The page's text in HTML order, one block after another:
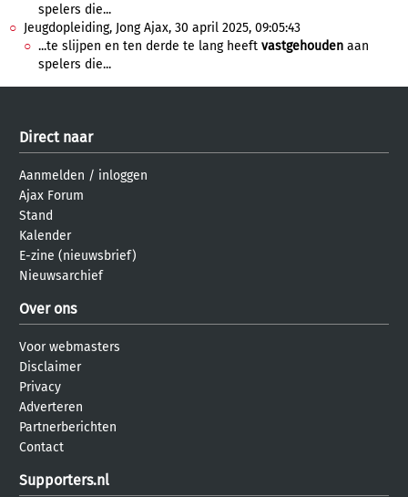
spelers die...
Jeugdopleiding, Jong Ajax, 30 april 2025, 09:05:43
...te slijpen en ten derde te lang heeft vastgehouden aan
spelers die...
Direct naar
Aanmelden / inloggen
Ajax Forum
Stand
Kalender
E-zine (nieuwsbrief)
Nieuwsarchief
Over ons
Voor webmasters
Disclaimer
Privacy
Adverteren
Partnerberichten
Contact
Supporters.nl